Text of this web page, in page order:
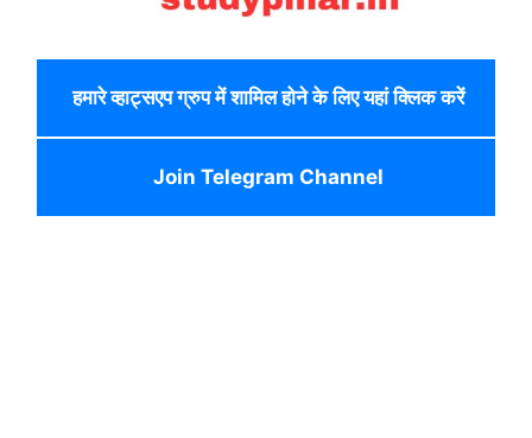
हमारे व्हाट्सएप ग्रुप में शामिल होने के लिए यहां क्लिक करें
Join Telegram Channel